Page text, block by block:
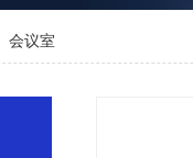
会议室